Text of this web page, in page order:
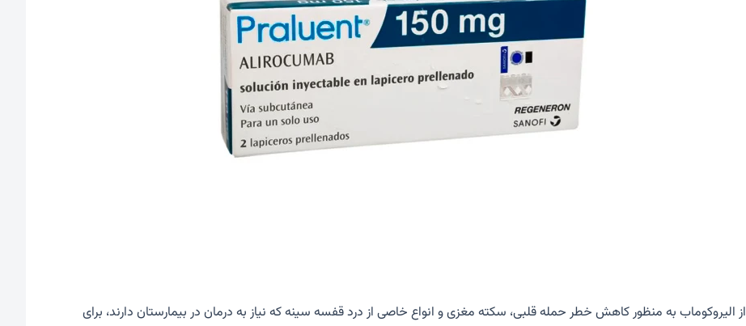
از الیروکوماب به منظور کاهش خطر حمله قلبی، سکته مغزی و انواع خاصی از درد قفسه سینه که نیاز به درمان در بیمارستان دارند، برای